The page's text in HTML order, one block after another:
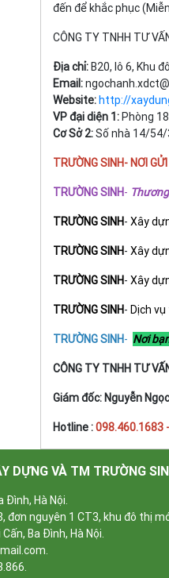
đến để khắc phục
CÔNG TY TNHH TƯ
Địa chỉ:B20, lô 6, Khu
Email:
Website: http://
VP đại diện 1: Phòng
Cơ Sở 2:Số nhà 14/54/
TRƯỜNG SINH- NƠI
TRƯỜNG SINH-
TRƯỜNG SINH- Xây
TRƯỜNG SINH- Xây
TRƯỜNG SINH- Xây
TRƯỜNG SINH- Dịch
TRƯỜNG SINH- Nơi
CÔNG TY TNHH TƯ
Giám đốc: Nguyễn
Hotline :098.460.1683
DỰNG VÀ TM TRƯỜNG
Đình, Hà Nội.
đơn nguyên 1 CT3, khu đô thị
Ba Đình, Hà Nội.